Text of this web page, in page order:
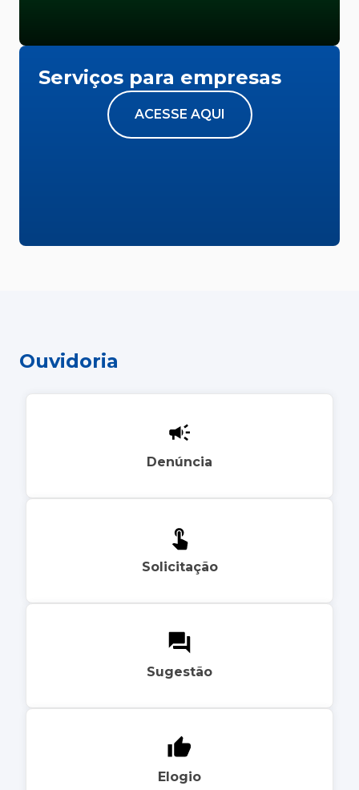
Serviços para empresas
ACESSE AQUI
Ouvidoria
Denúncia
Solicitação
Sugestão
Elogio